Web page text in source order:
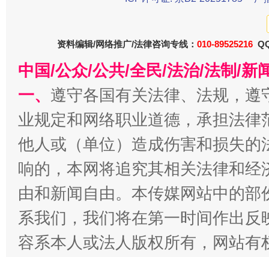
一批国家标准开始实施 从
资料编辑/网络推广/法律咨询专线： 010-89525216
中国/公众/公共/全民/法治/法制/新
一、 遵守各国有关法律、法规，
业规定和网络职业道德，承担法
他人或（单位）造成伤害和损失
响的，本网将追究其相关法律和
由和新闻自由。本传媒网站中的
系我们，我们将在第一时间作出
容系本人或法人版权所有，网站